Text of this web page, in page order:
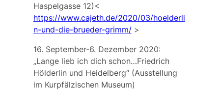
Haspelgasse 12)<
https://www.cajeth.de/2020/03/hoelderli
n-und-die-brueder-grimm/>
16. September-6. Dezember 2020:
„Lange lieb ich dich schon…Friedrich
Hölderlin und Heidelberg“(Ausstellung
im Kurpfälzischen Museum)